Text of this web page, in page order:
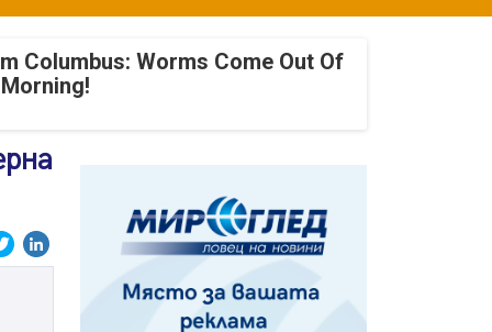
Columbus: Worms Come Out Of